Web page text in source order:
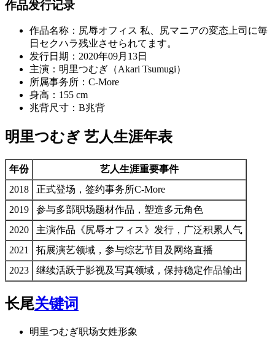
作品发行记录
作品名称：尻辱オフィス 私、尻マニアの変态上司に毎
日セクハラ残业させられてます。
发行日期：2020年09月13日
主演：明里つむぎ（Akari Tsumugi）
所属事务所：C-More
身高：155 cm
兆背尺寸：B兆背
明里つむぎ 艺人生涯年表
年份
艺人生涯重要事件
2018
正式登场，签约事务所C-More
2019
参与多部职场题材作品，塑造多元角色
2020
主演作品《尻辱オフィス》发行，广泛积累人气
2021
拓展演艺领域，参与综艺节目及网络直播
2023
继续活跃于影视及写真领域，保持稳定作品输出
长尾关键词
明里つむぎ职场女姓形象